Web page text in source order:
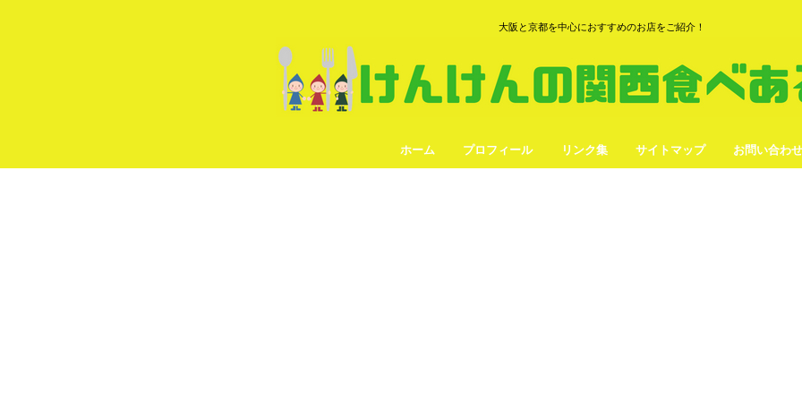
大阪と京都を中心におすすめのお店をご紹介！
ホーム プロフィール リンク集 サイトマップ お問い合わせ